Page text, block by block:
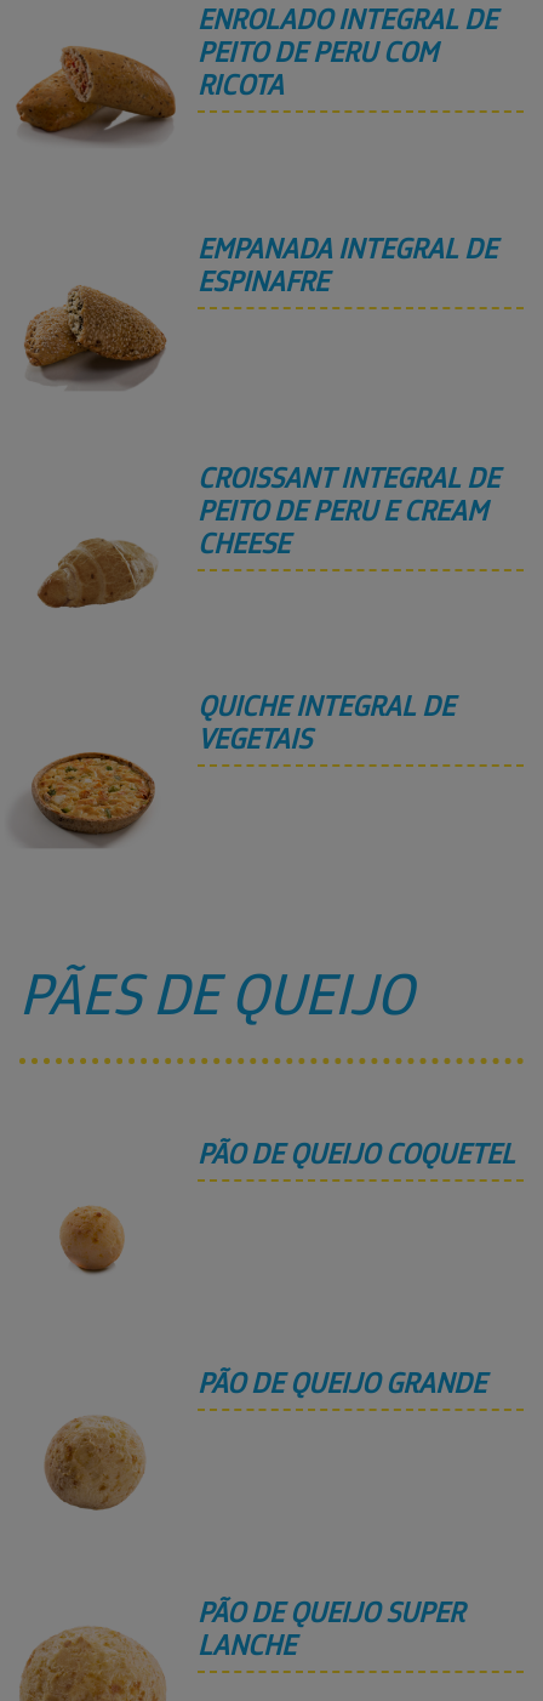
ENROLADO INTEGRAL DE
PEITO DE PERU COM
RICOTA
EMPANADA INTEGRAL DE
ESPINAFRE
CROISSANT INTEGRAL DE
PEITO DE PERU E CREAM
CHEESE
QUICHE INTEGRAL DE
VEGETAIS
PÃES DE QUEIJO
PÃO DE QUEIJO COQUETEL
PÃO DE QUEIJO GRANDE
PÃO DE QUEIJO SUPER
LANCHE